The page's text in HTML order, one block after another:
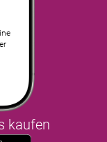
kaufen